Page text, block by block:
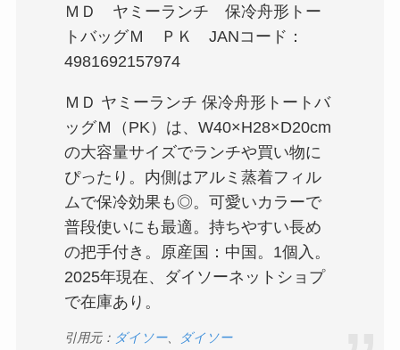
ＭＤ ヤミーランチ 保冷舟形トー
トバッグＭ ＰＫ JANコード：
4981692157974
ＭＤ ヤミーランチ 保冷舟形トートバ
ッグＭ（PK）は、W40×H28×D20cm
の大容量サイズでランチや買い物に
ぴったり。内側はアルミ蒸着フィル
ムで保冷効果も◎。可愛いカラーで
普段使いにも最適。持ちやすい長め
の把手付き。原産国：中国。1個入。
2025年現在、ダイソーネットショプ
で在庫あり。
引用元： ダイソー、 ダイソー